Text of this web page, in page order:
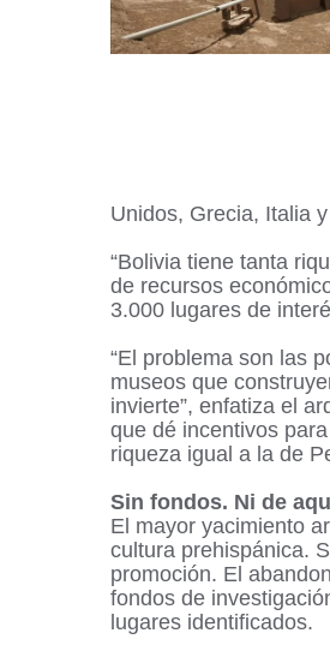
Unidos, Grecia, Italia
“Bolivia tiene tanta
de recursos
3.000 lugares de
“El problema son las
museos que
invierte”, enfatiza el
que dé incentivos
riqueza igual a la de
Sin fondos. Ni de
El mayor yacimiento
cultura prehispánica.
promoción. El
fondos de
lugares identificados.